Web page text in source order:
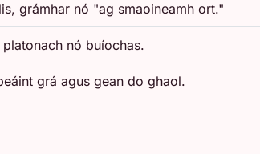
grámhar nó "ag smaoineamh ort."
platonach nó buíochas.
grá agus gean do ghaol.